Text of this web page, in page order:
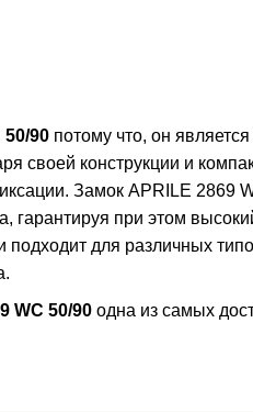
50/90 потому что, он
своей конструкции и
Замок APRILE 2869
гарантируя при этом
подходит для различных
WC 50/90 одна из самых